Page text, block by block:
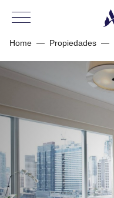
Home — Propiedades —